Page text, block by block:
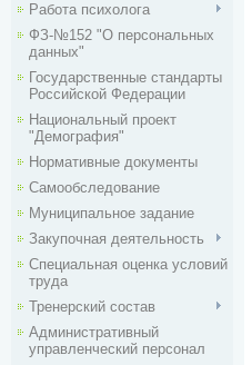
Работа психолога
ФЗ-№152 "О персональных
данных"
Государственные стандарты
Российской Федерации
Национальный проект
"Демография"
Нормативные документы
Самообследование
Муниципальное задание
Закупочная деятельность
Специальная оценка условий
труда
Тренерский состав
Административный
управленческий персонал